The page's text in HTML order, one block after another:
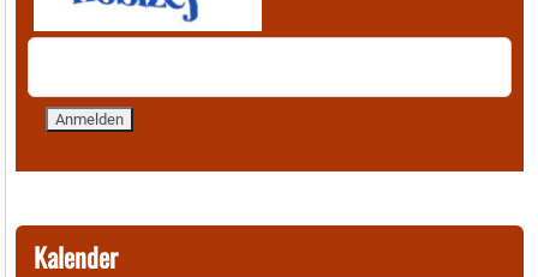
Kalender